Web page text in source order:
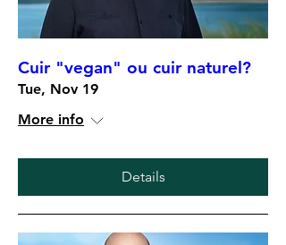
Cuir "vegan" ou cuir naturel?
Tue, Nov 19
More info
Details